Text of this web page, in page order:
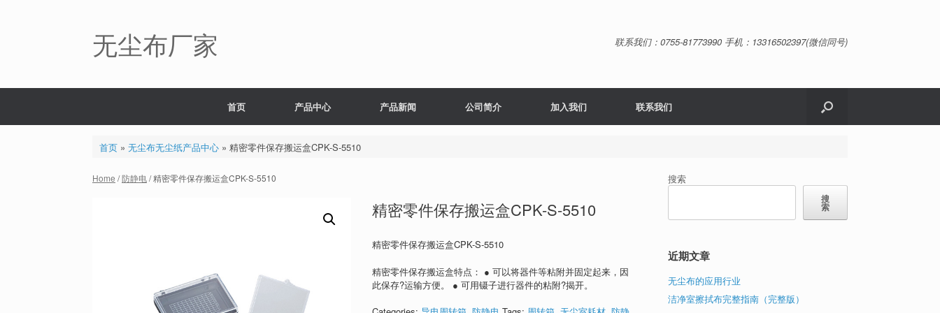
无尘布厂家 联系我们：0755-81773990 手机：13316502397(微信同号)
首页 产品中心 产品新闻 公司简介 加入我们 联系我们
首页» 无尘布无尘纸产品中心» 精密零件保存搬运盒CPK-S-5510
Home /防静电/ 精密零件保存搬运盒CPK-S-5510
精密零件保存搬运盒CPK-S-5510
精密零件保存搬运盒CPK-S-5510
精密零件保存搬运盒特点： ● 可以将器件等粘附并固定起来，因
此保存?运输方便。 ● 可用镊子进行器件的粘附?揭开。
搜索
搜
索
近期文章
无尘布的应用行业
洁净室擦拭布完整指南（完整版）